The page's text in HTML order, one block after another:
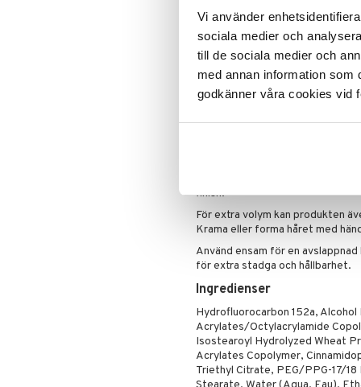
Vi använder
sociala medier och
till de sociala medier och
med annan information som
godkänner våra cookies vid
Skapar en rufsig och formbar
Lätt formula utan stel känsla
Förlänger hållbarheten på
Passar alla hårtyper
Naturlig finish med flexibel
Skaka flaskan väl före
Applicera i längder och toppar
finish.
För extra volym kan produkten
Krama eller forma håret med
Använd ensam för en
för extra stadga och hållbarhet.
Ingredienser
Hydrofluorocarbon 152a,
Acrylates/Octylacrylamide
Isostearoyl Hydrolyzed Wheat
Acrylates Copolymer,
Triethyl Citrate, PEG/PPG-17/18